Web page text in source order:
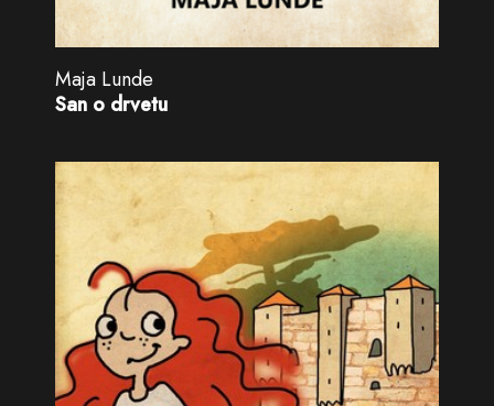
Maja Lunde
San o drvetu